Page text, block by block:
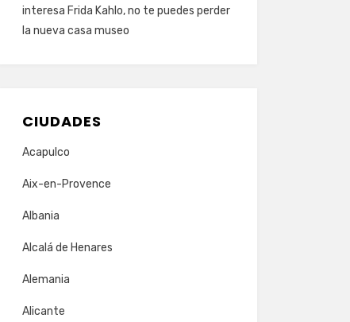
interesa Frida Kahlo, no te puedes perder
la nueva casa museo
CIUDADES
Acapulco
Aix-en-Provence
Albania
Alcalá de Henares
Alemania
Alicante